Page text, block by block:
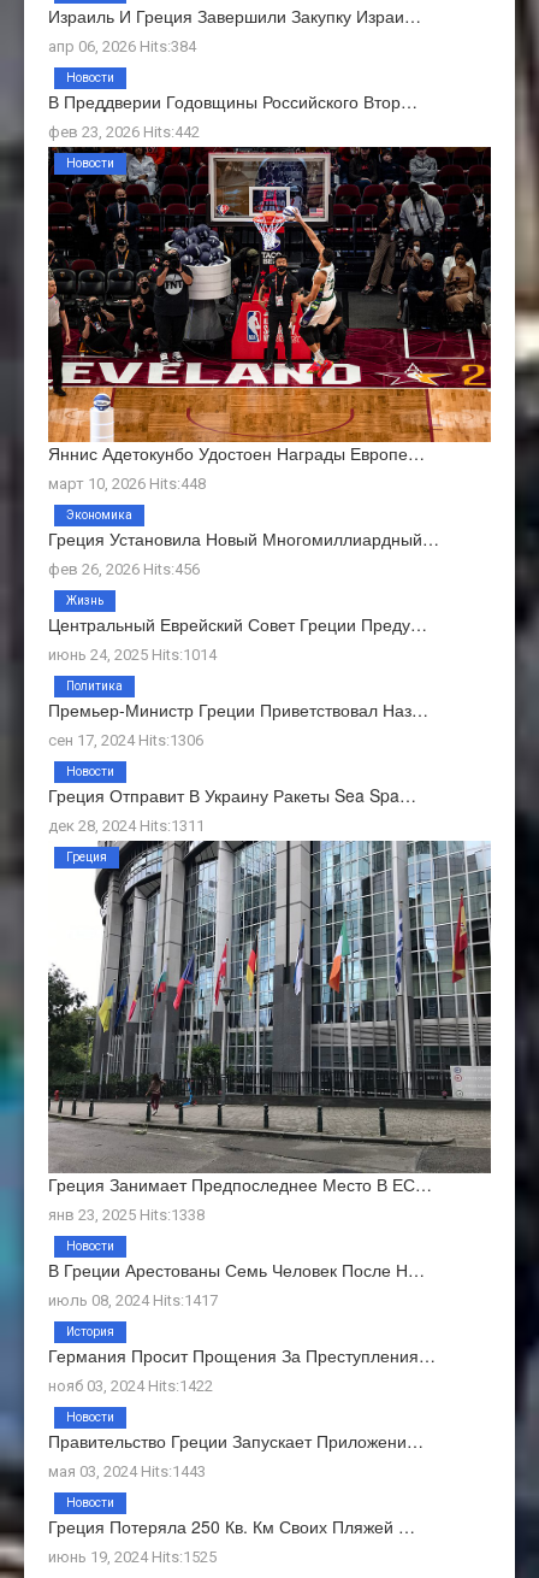
Израиль И Греция Завершили Закупку Израи…
апр 06, 2026 Hits:384
В Преддверии Годовщины Российского Втор…
фев 23, 2026 Hits:442
Новости
Яннис Адетокунбо Удостоен Награды Европе…
март 10, 2026 Hits:448
Новости
Греция Установила Новый Многомиллиардный…
фев 26, 2026 Hits:456
Экономика
Центральный Еврейский Совет Греции Преду…
июнь 24, 2025 Hits:1014
Жизнь
Премьер-Министр Греции Приветствовал Наз…
сен 17, 2024 Hits:1306
Политика
Греция Отправит В Украину Ракеты Sea Spa…
дек 28, 2024 Hits:1311
Новости
Греция Занимает Предпоследнее Место В ЕС…
янв 23, 2025 Hits:1338
Греция
В Греции Арестованы Семь Человек После Н…
июль 08, 2024 Hits:1417
Новости
Германия Просит Прощения За Преступления…
нояб 03, 2024 Hits:1422
История
Правительство Греции Запускает Приложени…
мая 03, 2024 Hits:1443
Новости
Греция Потеряла 250 Кв. Км Своих Пляжей …
июнь 19, 2024 Hits:1525
Новости